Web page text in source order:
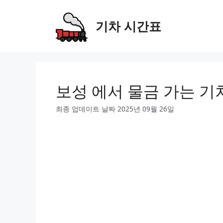
기차 시간표
보성 에서 물금 가는 기
최종 업데이트 날짜 2025년 09월 26일